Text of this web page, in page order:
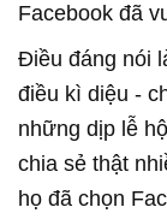
Facebook đã
Điều đáng nói
điều kì diệu -
những dịp lễ
chia sẻ thật
họ đã chọn